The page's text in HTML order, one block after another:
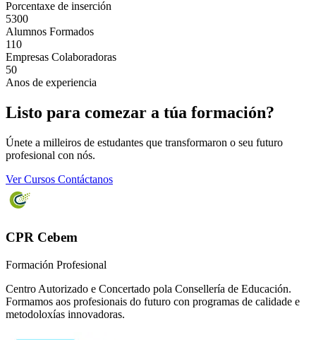
Porcentaxe de inserción
5300
Alumnos Formados
110
Empresas Colaboradoras
50
Anos de experiencia
Listo para comezar a túa formación?
Únete a milleiros de estudantes que transformaron o seu futuro
profesional con nós.
Ver Cursos Contáctanos
CPR Cebem
Formación Profesional
Centro Autorizado e Concertado pola Consellería de Educación.
Formamos aos profesionais do futuro con programas de calidade e
metodoloxías innovadoras.